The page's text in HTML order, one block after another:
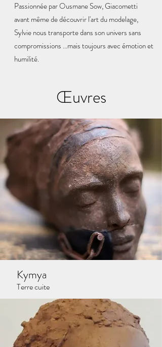
Passionnée par Ousmane Sow, Giacometti
avant même de découvrir l'art du modelage,
Sylvie nous transporte dans son univers sans
compromissions ...mais toujours avec émotion et
humilité.
Œuvres
Kymya
Terre cuite